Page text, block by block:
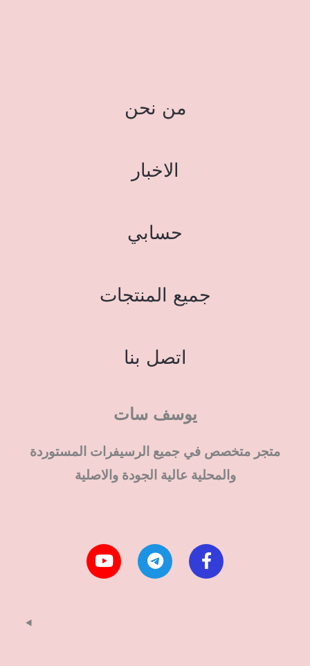
من نحن
الاخبار
حسابي
جميع المنتجات
اتصل بنا
يوسف سات
متجر متخصص في جميع الرسيفرات المستوردة
والمحلية عالية الجودة والاصلية